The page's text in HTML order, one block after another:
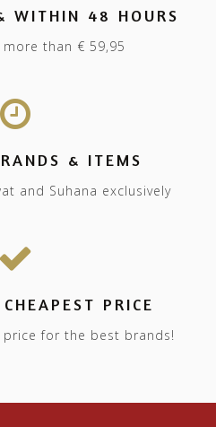
WITHIN 48 HOURS
than € 59,95
& ITEMS
and Suhana exclusively
PRICE
price for the best brands!